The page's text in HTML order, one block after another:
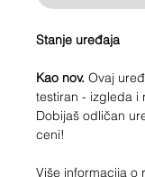
Stanje uređaja
Kao nov. Ovaj
testiran - izgleda i
Dobijaš odličan
ceni!
Više informacija o